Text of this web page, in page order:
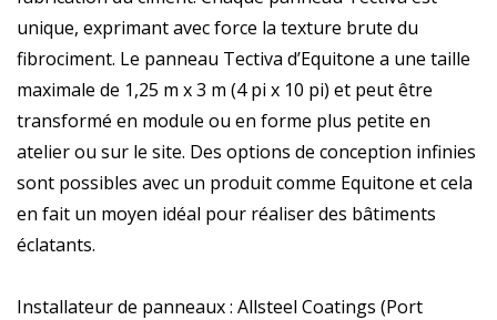
unique, exprimant avec force la texture brute du
fibrociment. Le panneau Tectiva d’Equitone a une taille
maximale de 1,25 m x 3 m (4 pi x 10 pi) et peut être
transformé en module ou en forme plus petite en
atelier ou sur le site. Des options de conception infinies
sont possibles avec un produit comme Equitone et cela
en fait un moyen idéal pour réaliser des bâtiments
éclatants.
Installateur de panneaux : Allsteel Coatings (Port